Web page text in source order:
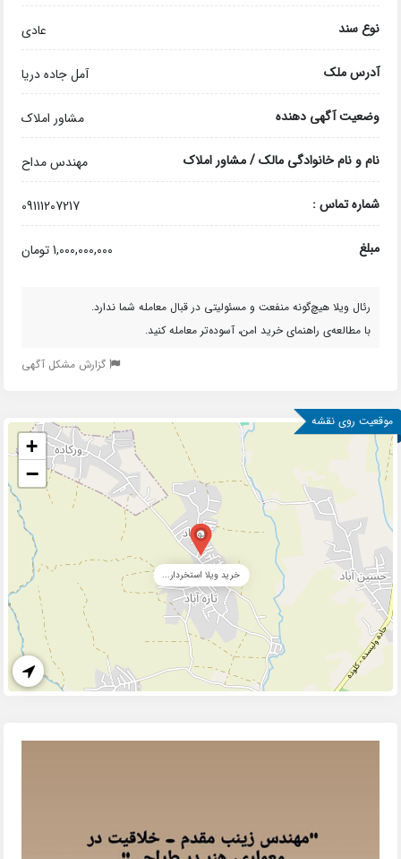
نوع سند عادی
آدرس ملک آمل جاده دریا
وضعیت آگهی دهنده مشاور املاک
نام و نام خانوادگی مالک / مشاور املاک مهندس مداح
شماره تماس : 09111207217
مبلغ 1,000,000,000 تومان
رئال ویلا هیچ‌گونه منفعت و مسئولیتی در قبال معامله شما ندارد.
با مطالعه‌ی راهنمای خرید امن، آسوده‌تر معامله کنید.
گزارش مشکل آگهی
موقعیت روی نقشه
خرید ویلا استخردار...
+
−